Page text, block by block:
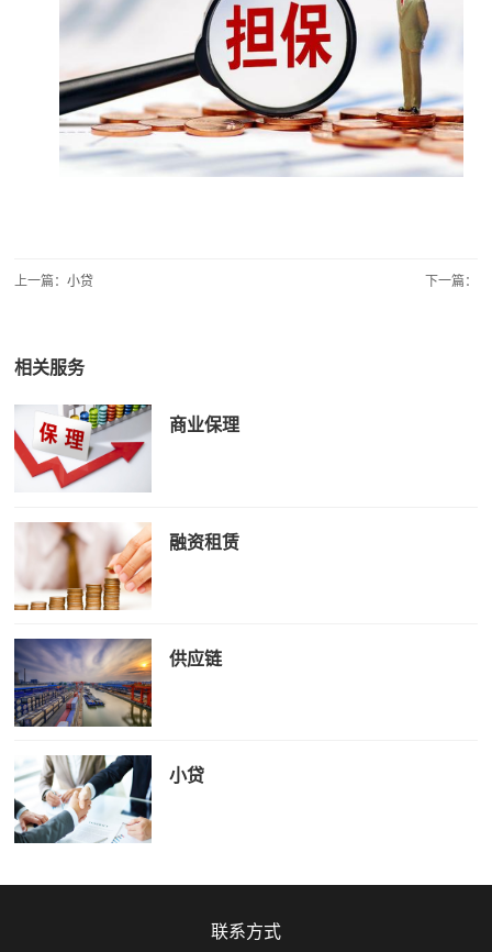
上一篇：小贷 下一篇：
相关服务
商业保理
融资租赁
供应链
小贷
联系方式